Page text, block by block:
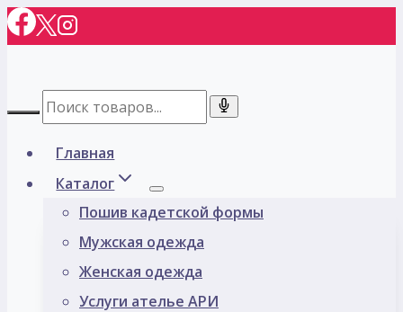
Перейти
к
Главная
Каталог
Пошив кадетской формы
Мужская одежда
Женская одежда
Услуги ателье АРИ